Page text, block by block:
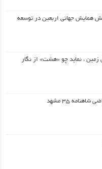
همایش جهانی اربعین در توسعه
، نماید چو «هشت» از نگار
۳۵ مشهد